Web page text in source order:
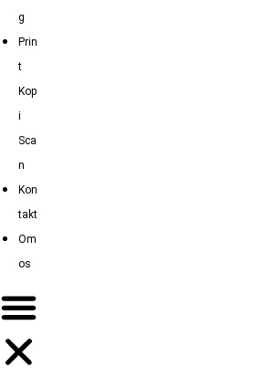
g
Prin
t
Kop
i
Sca
n
Kon
takt
Om
os